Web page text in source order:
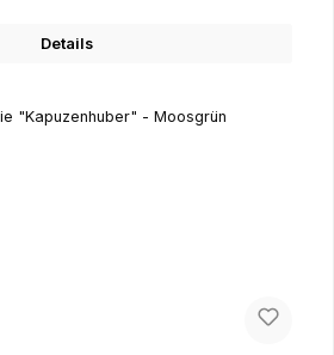
Details